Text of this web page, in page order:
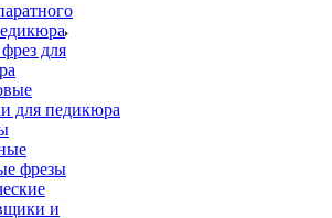
для
для педикюра
фрезы
и